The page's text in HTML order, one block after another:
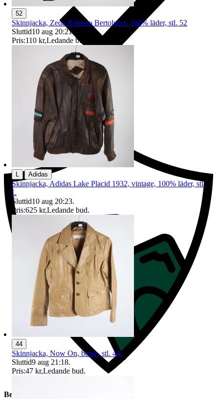
Ersättning om du inte får din vara
Beskrivning
52
Skinnjacka, Zeda Roberto Bertolucci, 100% läder, stl. 52
Sluttid10 aug 20:21
Pris:110 kr,Ledande bud
| Adidas
Skinnjacka, Adidas Lake Placid 1932, vintage, 100% läder, stl.
L
Sluttid10 aug 20:23.
Pris:625 kr,Ledande bud.
44
Skinnjacka, Now On, beige, stl. 44.
Sluttid9 aug 21:18.
Pris:47 kr,Ledande bud.